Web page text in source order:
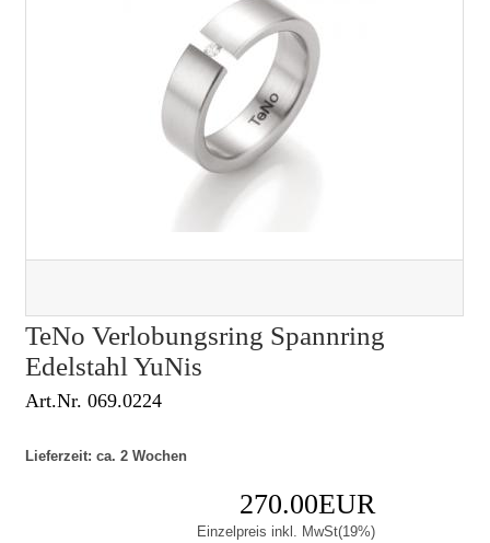
TeNo Verlobungsring Spannring
Edelstahl YuNis
Art.Nr. 069.0224
Lieferzeit: ca. 2 Wochen
270.00EUR
Einzelpreis inkl. MwSt(19%)